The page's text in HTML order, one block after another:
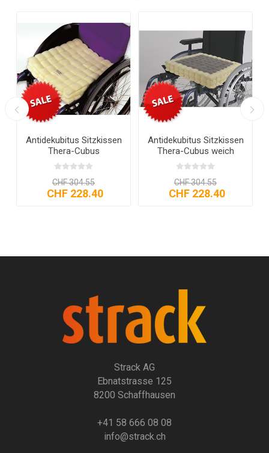
Antidekubitus Sitzkissen
Thera-Cubus
CHF 304.55
CHF 228.40
Antidekubitus Sitzkissen
Thera-Cubus weich
CHF 304.55
CHF 228.40
Strack AG
Ebnatstrasse 125
8200 Schaffhausen
+41 58 666 08 08
info@strack.ch